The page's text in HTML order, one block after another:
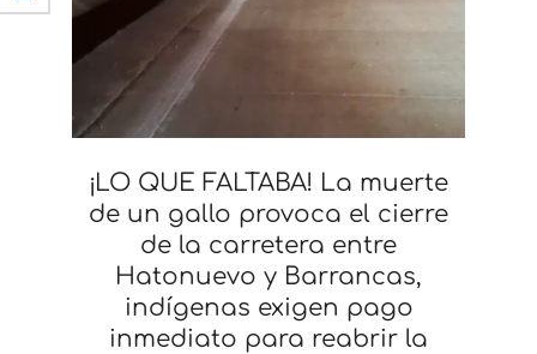
¡LO QUE FALTABA! La muerte
de un gallo provoca el cierre
de la carretera entre
Hatonuevo y Barrancas,
indígenas exigen pago
inmediato para reabrir la